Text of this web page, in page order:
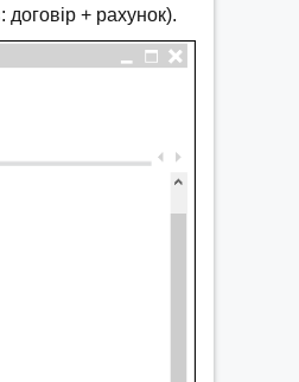
+ рахунок).